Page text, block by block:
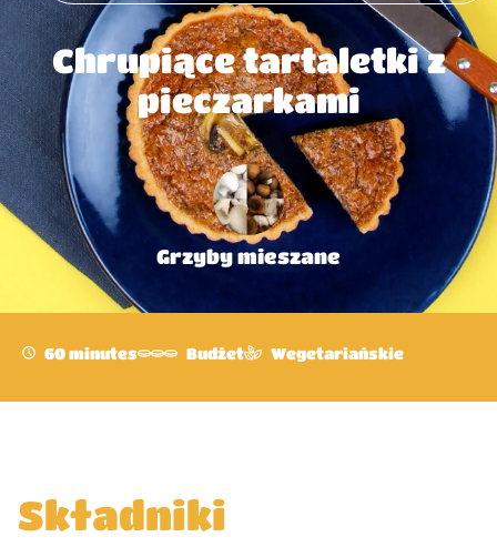
Chrupiące tartaletki z
pieczarkami
Grzyby mieszane
60 minutes Budżet Wegetariańskie
Składniki